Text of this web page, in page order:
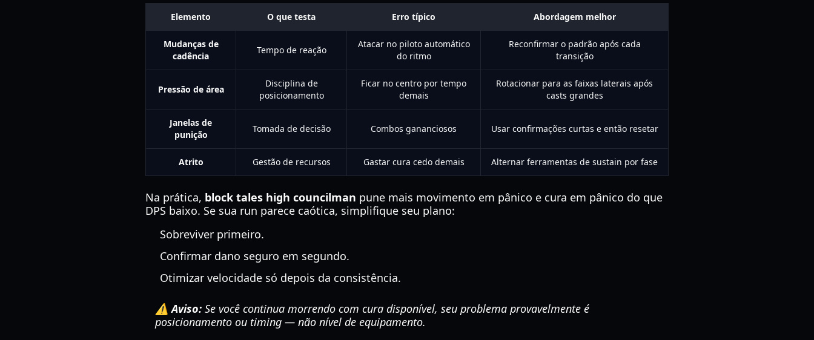
Elemento O que testa Erro típico Abordagem melhor
Mudanças de
cadência
Tempo de reação
Atacar no piloto automático
do ritmo
Reconfirmar o padrão após cada
transição
Pressão de área
Disciplina de
posicionamento
Ficar no centro por tempo
demais
Rotacionar para as faixas laterais após
casts grandes
Janelas de
punição
Tomada de decisão Combos gananciosos Usar confirmações curtas e então resetar
Atrito Gestão de recursos Gastar cura cedo demais Alternar ferramentas de sustain por fase
Na prática, block tales high councilman pune mais movimento em pânico e cura em pânico do que
DPS baixo. Se sua run parece caótica, simplifique seu plano:
Sobreviver primeiro.
Confirmar dano seguro em segundo.
Otimizar velocidade só depois da consistência.
⚠️ Aviso: Se você continua morrendo com cura disponível, seu problema provavelmente é
posicionamento ou timing — não nível de equipamento.